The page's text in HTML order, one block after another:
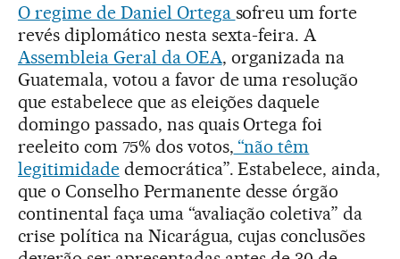
O regime de Daniel Ortega sofreu um forte
revés diplomático nesta sexta-feira. A
Assembleia Geral da OEA, organizada na
Guatemala, votou a favor de uma resolução
que estabelece que as eleições daquele
domingo passado, nas quais Ortega foi
reeleito com 75% dos votos, “não têm
legitimidadedemocrática”. Estabelece, ainda,
que o Conselho Permanente desse órgão
continental faça uma “avaliação coletiva” da
crise política na Nicarágua, cujas conclusões